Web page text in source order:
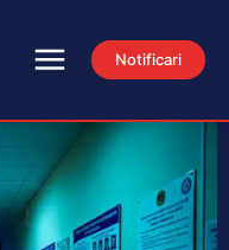
Notificari